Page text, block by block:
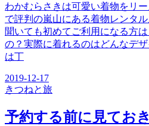
わかむらさきは可愛い着物をリ
で評判の嵐山にある着物レンタ
聞いても初めてご利用になる方
の？実際に着れるのはどんなデ
は丁
2019-12-17
きつねと旅
予約する前に見てお